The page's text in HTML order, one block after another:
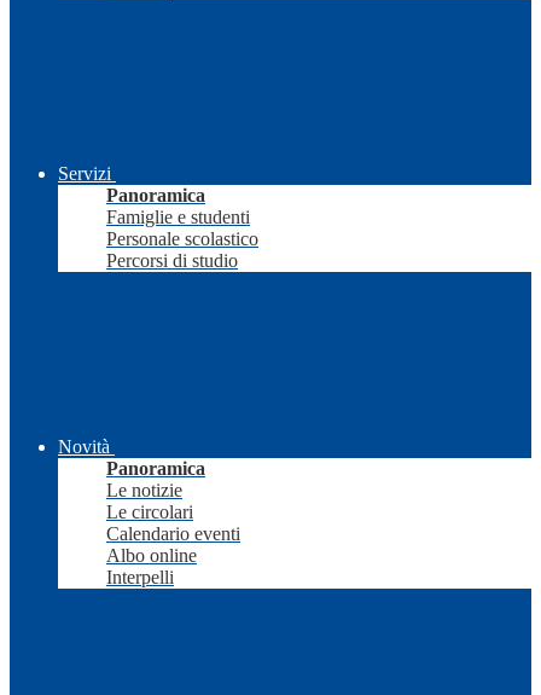
Servizi
Panoramica
Famiglie e studenti
Personale scolastico
Percorsi di studio
Novità
Panoramica
Le notizie
Le circolari
Calendario eventi
Albo online
Interpelli